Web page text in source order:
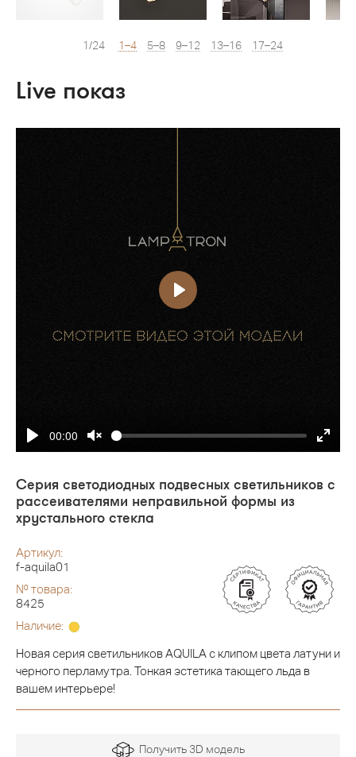
1/24 1–4 5–8 9–12 13–16 17–24
Live показ
00:00
Серия светодиодных подвесных светильников с
рассеивателями неправильной формы из
хрустального стекла
Артикул:
f-aquila01
№ товара:
8425
Наличие:
Новая серия светильников AQUILA с клипом цвета латуни и
черного перламутра. Тонкая эстетика тающего льда в
вашем интерьере!
Получить 3D модель